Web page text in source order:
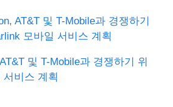
및 T-Mobile과 경쟁하기 위
비스 계획